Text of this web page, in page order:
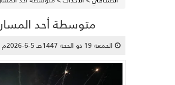
متوسطة أحد
الجمعة 19 ذو الحجة 1447هـ 5-6-2026م - 06:53:03 ص